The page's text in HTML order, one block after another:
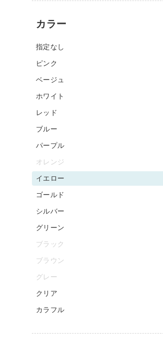
カラー
指定なし
ピンク
ベージュ
ホワイト
レッド
ブルー
パープル
オレンジ
イエロー
ゴールド
シルバー
グリーン
ブラック
ブラウン
グレー
クリア
カラフル